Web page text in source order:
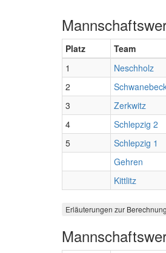
Platz Team
1
Neschholz
2
3
Zerkwitz
4
Schlepzig 2
5
Schlepzig 1
Gehren
Kittlitz
Erläuterungen zur Berechnung